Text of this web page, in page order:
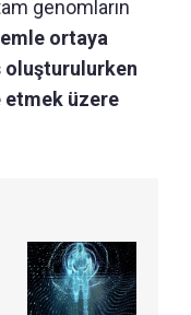
genomların
ortaya
oluşturulurken
üzere